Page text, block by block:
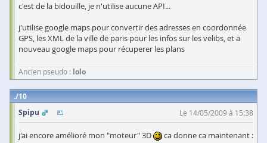
c'est de la bidouille, je n'utilise aucune API...
j'utilise google maps pour convertir des adresses en coordonnée
GPS, les XML de la ville de paris pour les infos sur les velibs, et a
nouveau google maps pour récuperer les plans
Ancien pseudo : lolo
10
Spipu
Le 14/05/2009 à 15:38
j'ai encore amélioré mon "moteur" 3D ca donne ca maintenant :